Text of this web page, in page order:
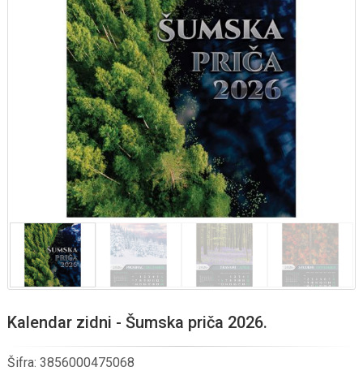
Kalendar zidni - Šumska priča 2026.
Šifra: 3856000475068